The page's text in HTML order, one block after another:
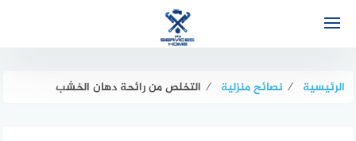
الرئيسية ⁄ نصائح منزلية ⁄ التخلص من رائحة دهان الخشب